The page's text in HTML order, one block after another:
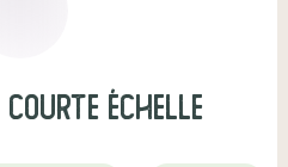
Échelle